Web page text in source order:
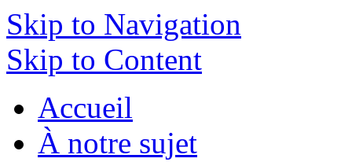
Skip to Navigation
Skip to Content
Accueil
À notre sujet